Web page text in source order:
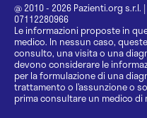
@ 2010 - 2026 Pazienti.org s.r.l. |
07112280966
Le informazioni proposte in
medico. In nessun caso,
consulto, una visita o una
devono considerare le
per la formulazione di una
trattamento o l’assunzione o
prima consultare un medico di